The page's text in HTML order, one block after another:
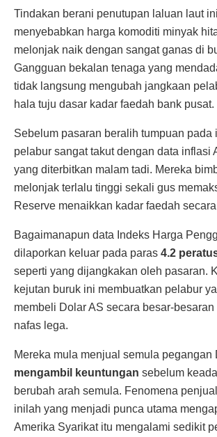
Tindakan berani penutupan laluan laut
menyebabkan harga komoditi minyak
melonjak naik dengan sangat ganas di
Gangguan bekalan tenaga yang
tidak langsung mengubah jangkaan
hala tuju dasar kadar faedah bank pusat.
Sebelum pasaran beralih tumpuan pada
pelabur sangat takut dengan data inflasi
yang diterbitkan malam tadi. Mereka
melonjak terlalu tinggi sekali gus
Reserve menaikkan kadar faedah
Bagaimanapun data Indeks Harga
dilaporkan keluar pada paras 4.2
seperti yang dijangkakan oleh pasaran.
kejutan buruk ini membuatkan pelabur
membeli Dolar AS secara besar-
nafas lega.
Mereka mula menjual semula pegangan
mengambil keuntungan sebelum
berubah arah semula. Fenomena
inilah yang menjadi punca utama
Amerika Syarikat itu mengalami sedikit